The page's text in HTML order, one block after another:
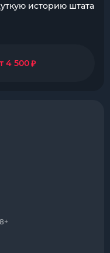
историю штата
4 500₽